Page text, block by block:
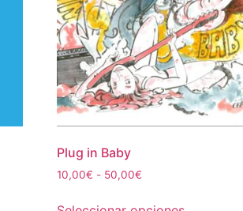
Plug in Baby
10,00€ - 50,00€
precios: